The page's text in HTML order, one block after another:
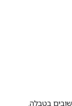
בטבלה.